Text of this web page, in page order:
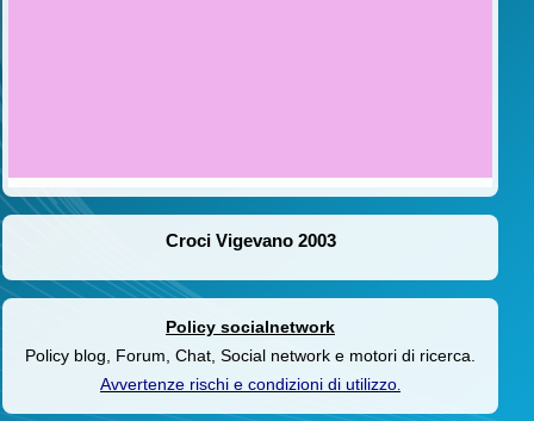
Croci Vigevano 2003
Policy socialnetwork
Policy blog, Forum, Chat, Social network e motori di ricerca.
Avvertenze rischi e condizioni di utilizzo.